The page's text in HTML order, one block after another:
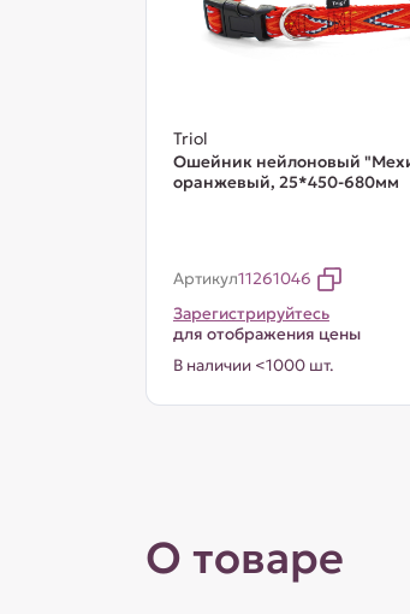
Triol
Ошейник нейлоновый
оранжевый, 25*450-680мм
Артикул11261046
Зарегистрируйтесь
для отображения цены
В наличии <1000 шт.
О товаре